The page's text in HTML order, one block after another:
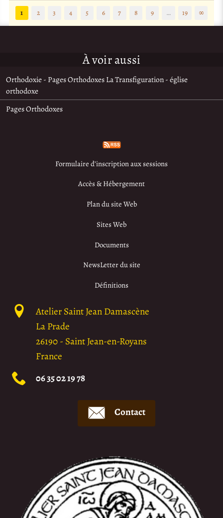
1
2 3 4 5 6 7 8 9 … 19 ∞
À voir aussi
Orthodoxie - Pages Orthodoxes La Transfiguration - église
orthodoxe
Pages Orthodoxes
Formulaire d’inscription aux sessions
Accès & Hébergement
Plan du site Web
Sites Web
Documents
NewsLetter du site
Définitions
Atelier Saint Jean Damascène
La Prade
26190- Saint Jean-en-Royans
France
06 35 02 19 78
Contact